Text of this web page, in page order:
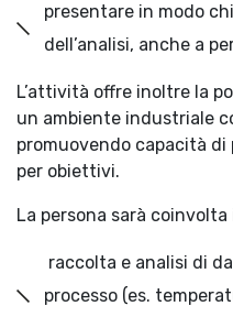
presentare in modo
dell’analisi, anche a
L’attività offre inoltre la
un ambiente industriale
promuovendo capacità di
per obiettivi.
La persona sarà
raccolta e analisi di
processo (es.